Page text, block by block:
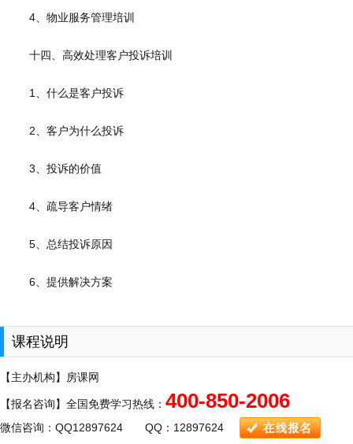
4、物业服务管理培训
十四、高效处理客户投诉培训
1、什么是客户投诉
2、客户为什么投诉
3、投诉的价值
4、疏导客户情绪
5、总结投诉原因
6、提供解决方案
课程说明
【主办机构】房课网
【报名咨询】全国免费学习热线： 400-850-2006
微信咨询：QQ12897624 QQ：12897624